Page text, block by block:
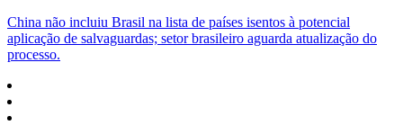
China não incluiu Brasil na lista de países isentos à potencial
aplicação de salvaguardas; setor brasileiro aguarda atualização do
processo.